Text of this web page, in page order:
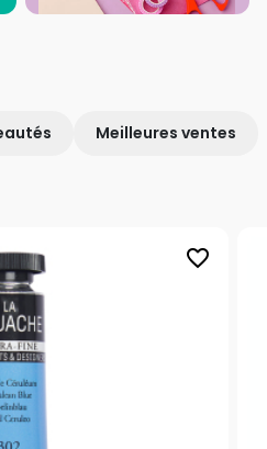
Meilleures ventes
favorite_border